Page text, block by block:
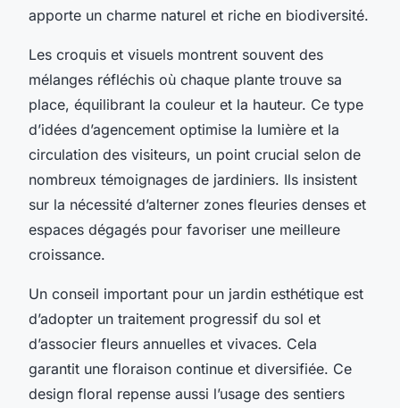
apporte un charme naturel et riche en biodiversité.
Les croquis et visuels montrent souvent des
mélanges réfléchis où chaque plante trouve sa
place, équilibrant la couleur et la hauteur. Ce type
d’idées d’agencement optimise la lumière et la
circulation des visiteurs, un point crucial selon de
nombreux témoignages de jardiniers. Ils insistent
sur la nécessité d’alterner zones fleuries denses et
espaces dégagés pour favoriser une meilleure
croissance.
Un conseil important pour un jardin esthétique est
d’adopter un traitement progressif du sol et
d’associer fleurs annuelles et vivaces. Cela
garantit une floraison continue et diversifiée. Ce
design floral repense aussi l’usage des sentiers